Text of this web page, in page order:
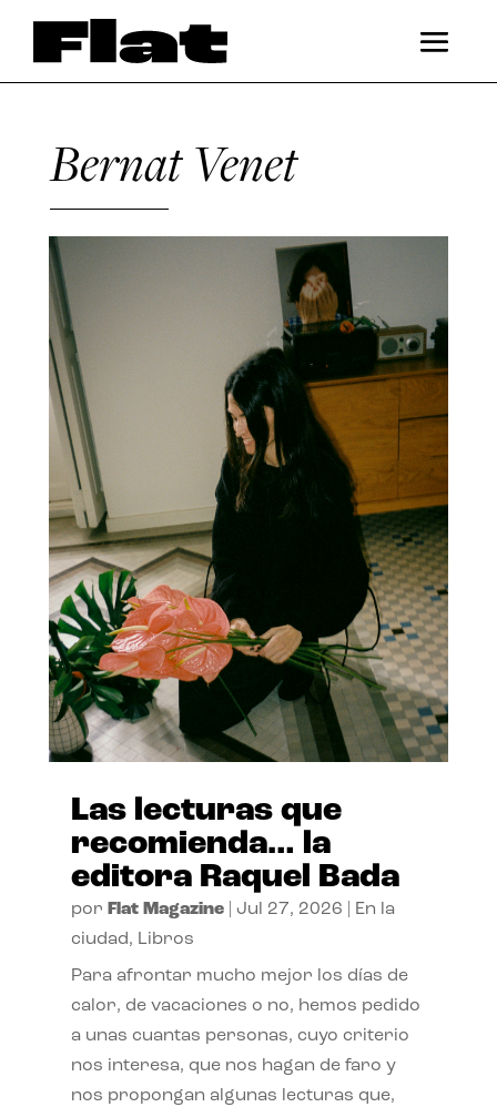
Bernat Venet
Las lecturas que
recomienda… la
editora Raquel Bada
por Flat Magazine| Jul 27, 2026
En la
ciudad, Libros
Para afrontar mucho mejor los días de
calor, de vacaciones o no, hemos pedido
a unas cuantas personas, cuyo criterio
nos interesa, que nos hagan de faro y
nos propongan algunas lecturas que,